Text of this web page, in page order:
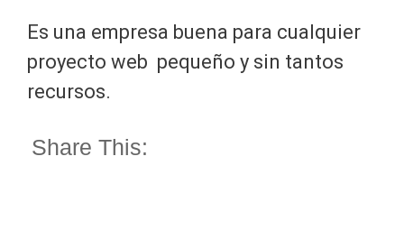
Es una empresa buena para cualquier
proyecto web pequeño y sin tantos
recursos.
Share This: